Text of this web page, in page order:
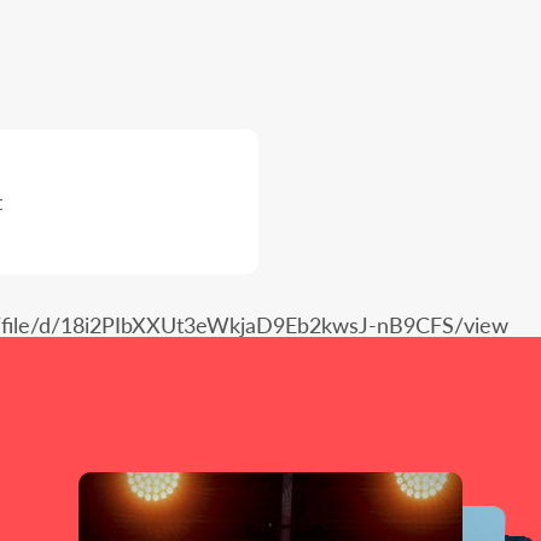
d/18i2PIbXXUt3eWkjaD9Eb2kwsJ-nB9CFS/view